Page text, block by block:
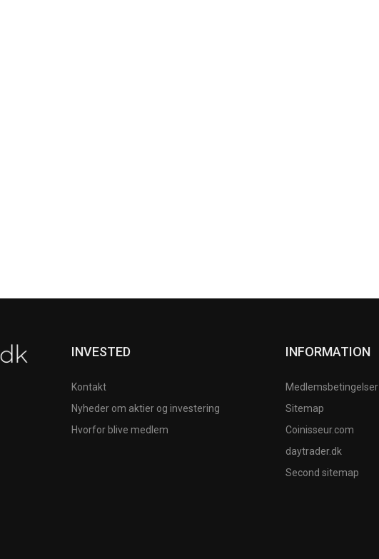
INVESTED
Kontakt
Nyheder om aktier og investering
Hvorfor blive medlem
INFORMATION
Medlemsbetingelser
Sitemap
Coinisseur.com
daytrader.dk
Second sitemap